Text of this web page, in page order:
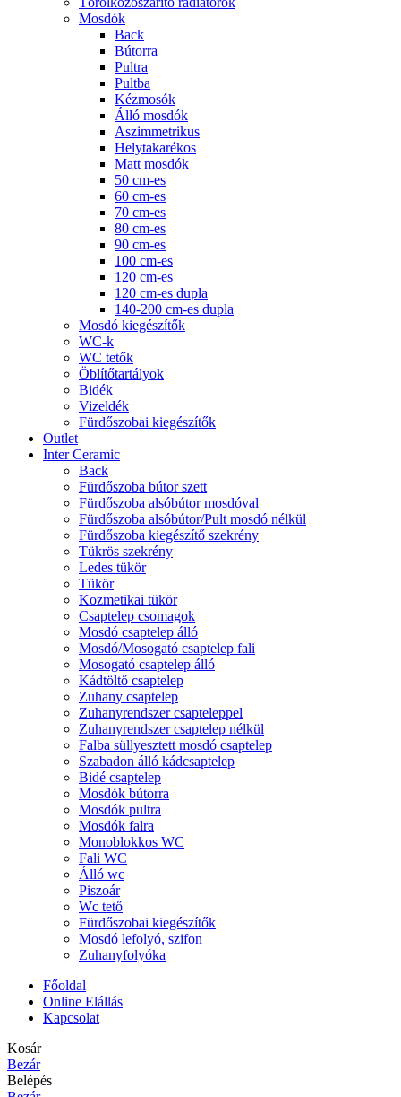
Mosdók
Back
Bútorra
Pultra
Pultba
Kézmosók
Álló mosdók
Aszimmetrikus
Helytakarékos
Matt mosdók
50 cm-es
60 cm-es
70 cm-es
80 cm-es
90 cm-es
100 cm-es
120 cm-es
120 cm-es dupla
140-200 cm-es dupla
Mosdó kiegészítők
WC-k
WC tetők
Öblítőtartályok
Bidék
Vizeldék
Fürdőszobai kiegészítők
Outlet
Inter Ceramic
Back
Fürdőszoba bútor szett
Fürdőszoba alsóbútor mosdóval
Fürdőszoba alsóbútor/Pult mosdó nélkül
Fürdőszoba kiegészítő szekrény
Tükrös szekrény
Ledes tükör
Tükör
Kozmetikai tükör
Csaptelep csomagok
Mosdó csaptelep álló
Mosdó/Mosogató csaptelep fali
Mosogató csaptelep álló
Kádtöltő csaptelep
Zuhany csaptelep
Zuhanyrendszer csapteleppel
Zuhanyrendszer csaptelep nélkül
Falba süllyesztett mosdó csaptelep
Szabadon álló kádcsaptelep
Bidé csaptelep
Mosdók bútorra
Mosdók pultra
Mosdók falra
Monoblokkos WC
Fali WC
Álló wc
Piszoár
Wc tető
Fürdőszobai kiegészítők
Mosdó lefolyó, szifon
Zuhanyfolyóka
Főoldal
Online Elállás
Kapcsolat
Kosár
Bezár
Belépés